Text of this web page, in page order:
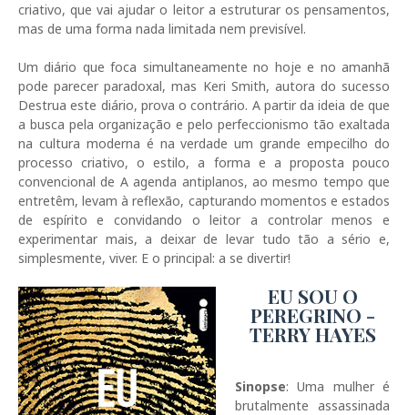
criativo, que vai ajudar o leitor a estruturar os pensamentos,
mas de uma forma nada limitada nem previsível.
Um diário que foca simultaneamente no hoje e no amanhã
pode parecer paradoxal, mas Keri Smith, autora do sucesso
Destrua este diário, prova o contrário. A partir da ideia de que
a busca pela organização e pelo perfeccionismo tão exaltada
na cultura moderna é na verdade um grande empecilho do
processo criativo, o estilo, a forma e a proposta pouco
convencional de A agenda antiplanos, ao mesmo tempo que
entretêm, levam à reflexão, capturando momentos e estados
de espírito e convidando o leitor a controlar menos e
experimentar mais, a deixar de levar tudo tão a sério e,
simplesmente, viver. E o principal: a se divertir!
EU SOU O
PEREGRINO -
TERRY HAYES
Sinopse: Uma mulher é
brutalmente assassinada